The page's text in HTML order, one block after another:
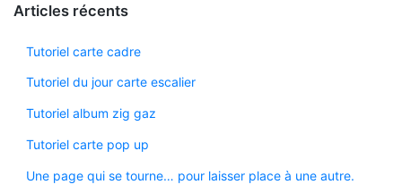
Articles récents
Tutoriel carte cadre
Tutoriel du jour carte escalier
Tutoriel album zig gaz
Tutoriel carte pop up
Une page qui se tourne… pour laisser place à une autre.